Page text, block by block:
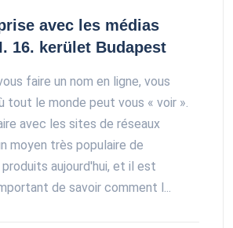
avec les médias
16. kerület Budapest
faire un nom en ligne, vous
tout le monde peut vous « voir ».
avec les sites de réseaux
moyen très populaire de
aujourd'hui, et il est
de savoir comment l...